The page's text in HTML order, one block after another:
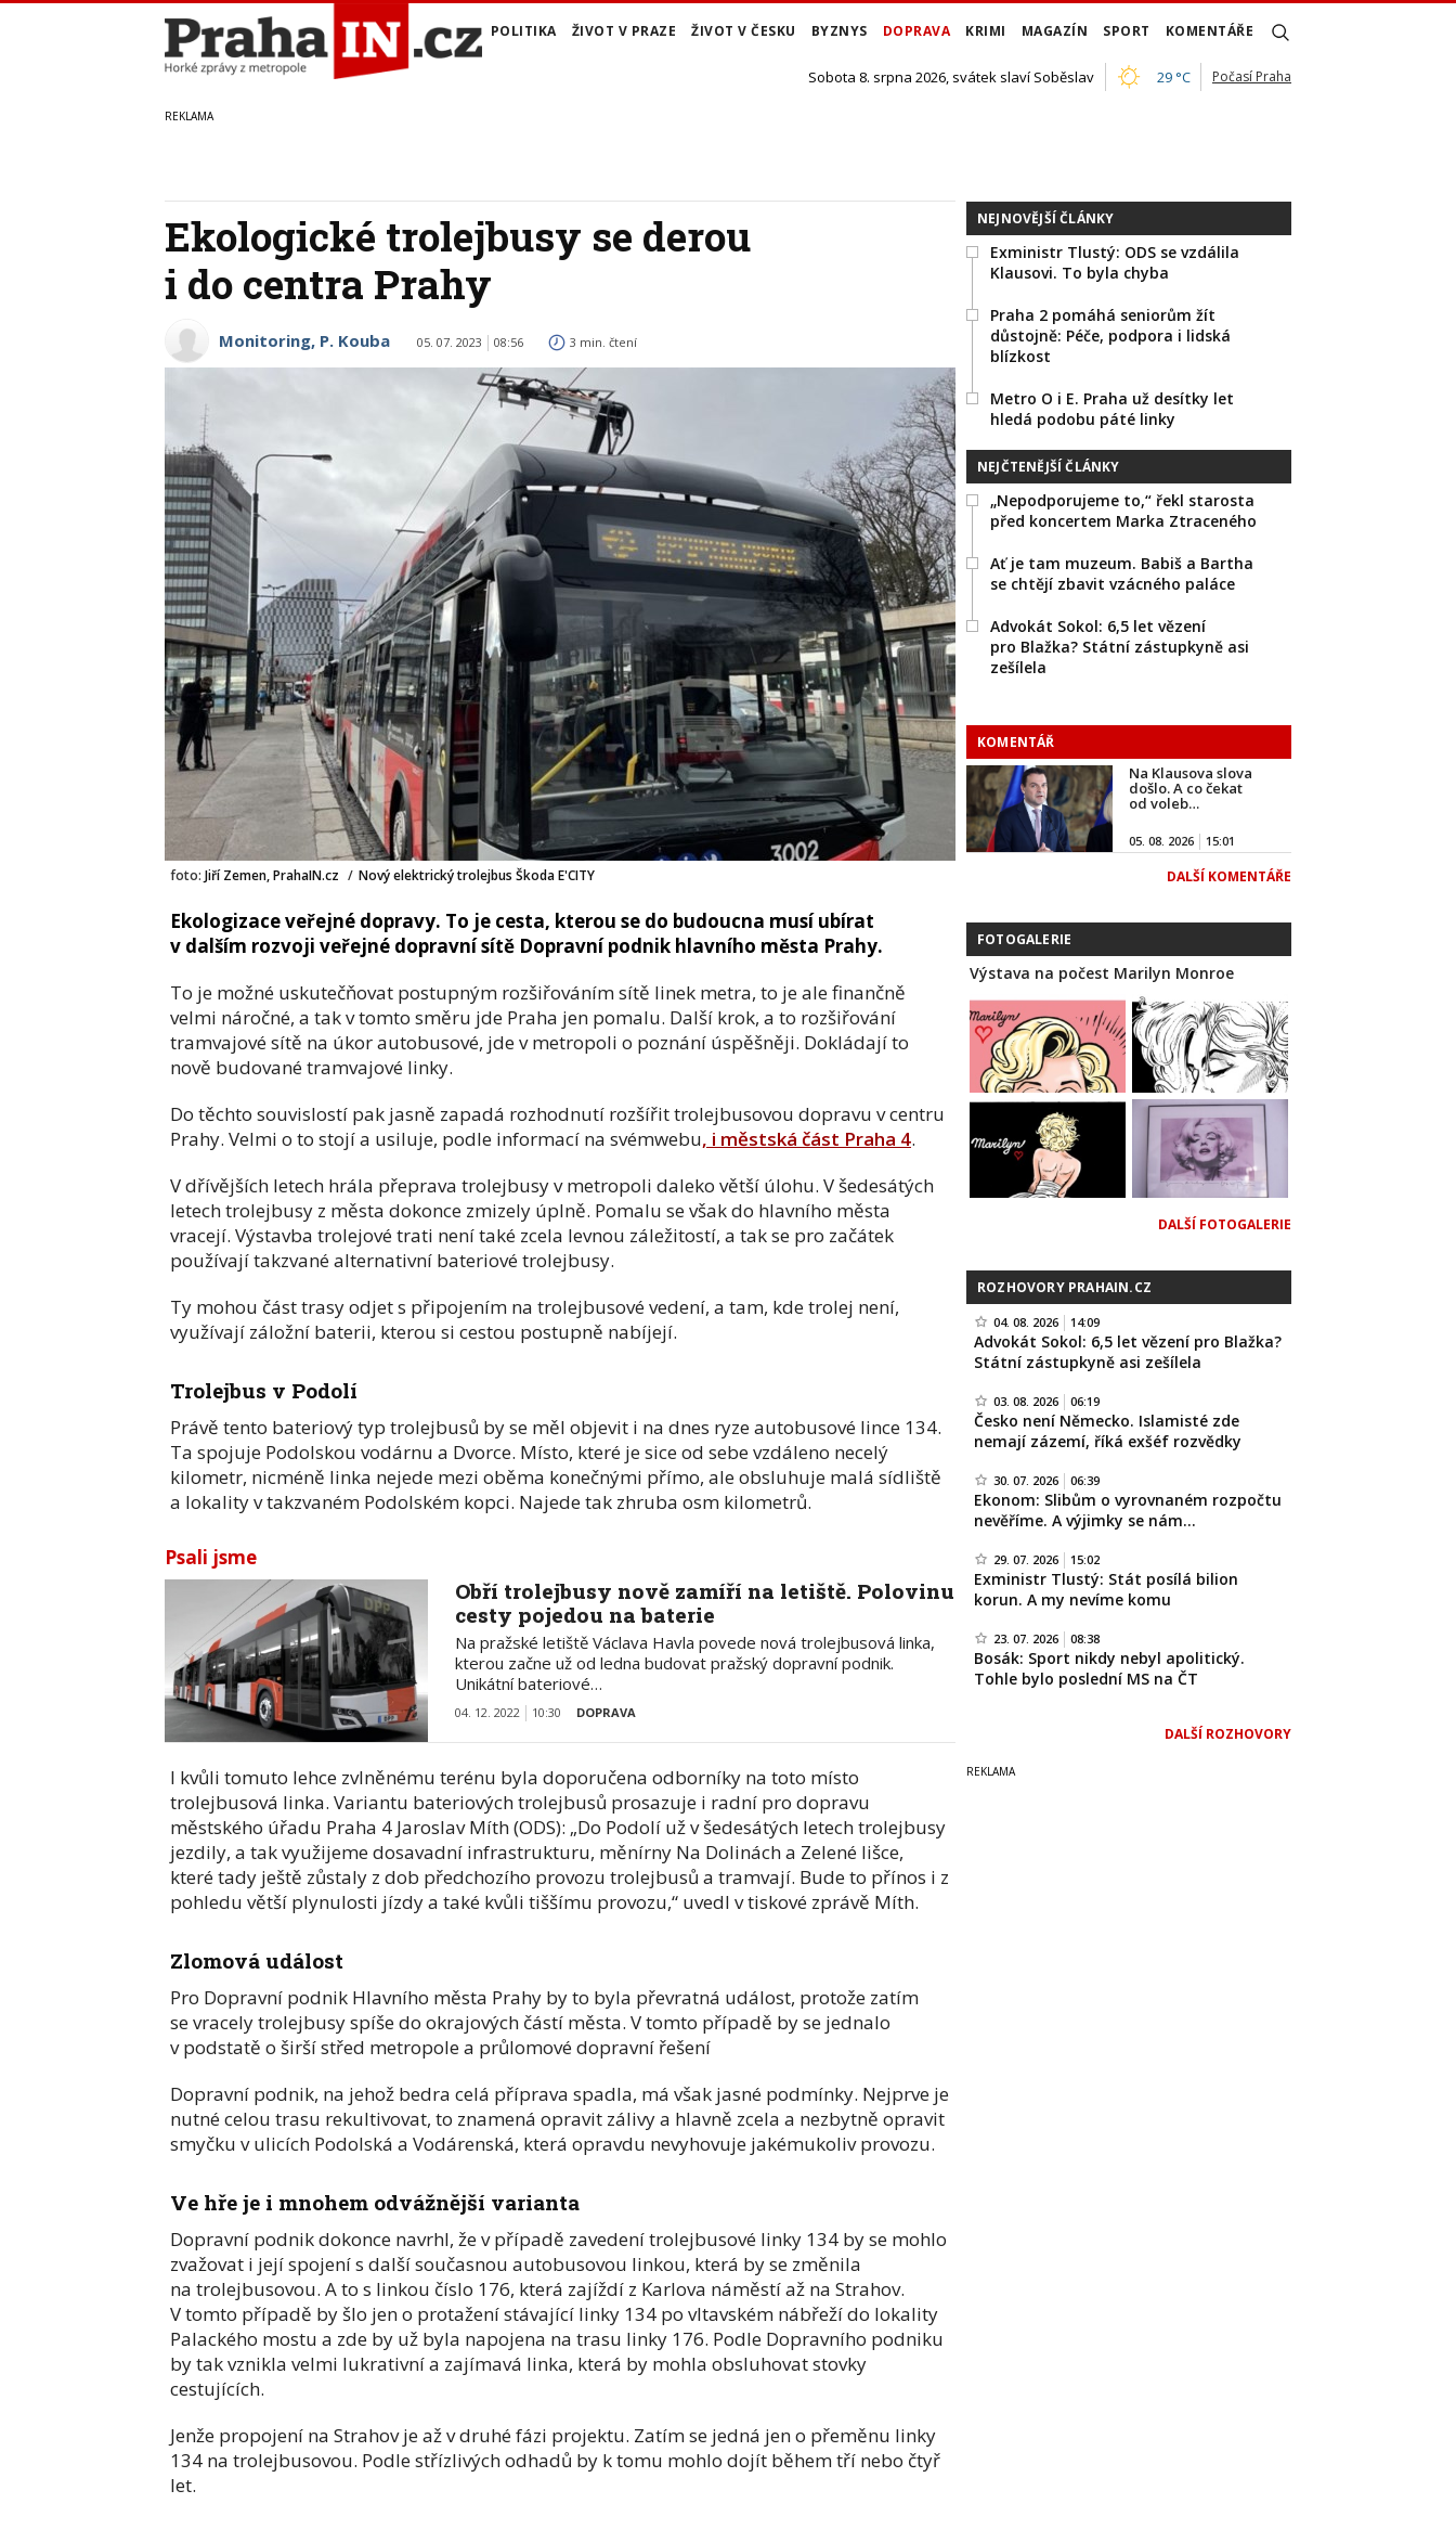
POLITIKA ŽIVOT V PRAZE ŽIVOT V ČESKU BYZNYS DOPRAVA KRIMI MAGAZÍN SPORT KOMENTÁŘE
Sobota 8. srpna 2026, svátek slaví Soběslav 29 °C Počasí Praha
Ekologické trolejbusy se derou
i do centra Prahy
Monitoring, P. Kouba 05. 07. 2023 08:56 3 min. čtení
foto: Jiří Zemen, PrahaIN.cz / Nový elektrický trolejbus Škoda E'CITY
Ekologizace veřejné dopravy. To je cesta, kterou se do budoucna musí ubírat
v dalším rozvoji veřejné dopravní sítě Dopravní podnik hlavního města Prahy.
To je možné uskutečňovat postupným rozšiřováním sítě linek metra, to je ale finančně
velmi náročné, a tak v tomto směru jde Praha jen pomalu. Další krok, a to rozšiřování
tramvajové sítě na úkor autobusové, jde v metropoli o poznání úspěšněji. Dokládají to
nově budované tramvajové linky.
Do těchto souvislostí pak jasně zapadá rozhodnutí rozšířit trolejbusovou dopravu v centru
Prahy. Velmi o to stojí a usiluje, podle informací na svémwebu, i městská část Praha 4.
V dřívějších letech hrála přeprava trolejbusy v metropoli daleko větší úlohu. V šedesátých
letech trolejbusy z města dokonce zmizely úplně. Pomalu se však do hlavního města
vracejí. Výstavba trolejové trati není také zcela levnou záležitostí, a tak se pro začátek
používají takzvané alternativní bateriové trolejbusy.
Ty mohou část trasy odjet s připojením na trolejbusové vedení, a tam, kde trolej není,
využívají záložní baterii, kterou si cestou postupně nabíjejí.
Trolejbus v Podolí
Právě tento bateriový typ trolejbusů by se měl objevit i na dnes ryze autobusové lince 134.
Ta spojuje Podolskou vodárnu a Dvorce. Místo, které je sice od sebe vzdáleno necelý
kilometr, nicméně linka nejede mezi oběma konečnými přímo, ale obsluhuje malá sídliště
a lokality v takzvaném Podolském kopci. Najede tak zhruba osm kilometrů.
Psali jsme
Obří trolejbusy nově zamíří na letiště. Polovinu
cesty pojedou na baterie
Na pražské letiště Václava Havla povede nová trolejbusová linka,
kterou začne už od ledna budovat pražský dopravní podnik.
Unikátní bateriové…
04. 12. 2022 10:30 DOPRAVA
I kvůli tomuto lehce zvlněnému terénu byla doporučena odborníky na toto místo
trolejbusová linka. Variantu bateriových trolejbusů prosazuje i radní pro dopravu
městského úřadu Praha 4 Jaroslav Míth (ODS): „Do Podolí už v šedesátých letech trolejbusy
jezdily, a tak využijeme dosavadní infrastrukturu, měnírny Na Dolinách a Zelené lišce,
které tady ještě zůstaly z dob předchozího provozu trolejbusů a tramvají. Bude to přínos i z
pohledu větší plynulosti jízdy a také kvůli tiššímu provozu,“ uvedl v tiskové zprávě Míth.
Zlomová událost
Pro Dopravní podnik Hlavního města Prahy by to byla převratná událost, protože zatím
se vracely trolejbusy spíše do okrajových částí města. V tomto případě by se jednalo
v podstatě o širší střed metropole a průlomové dopravní řešení
Dopravní podnik, na jehož bedra celá příprava spadla, má však jasné podmínky. Nejprve je
nutné celou trasu rekultivovat, to znamená opravit zálivy a hlavně zcela a nezbytně opravit
smyčku v ulicích Podolská a Vodárenská, která opravdu nevyhovuje jakémukoliv provozu.
Ve hře je i mnohem odvážnější varianta
Dopravní podnik dokonce navrhl, že v případě zavedení trolejbusové linky 134 by se mohlo
zvažovat i její spojení s další současnou autobusovou linkou, která by se změnila
na trolejbusovou. A to s linkou číslo 176, která zajíždí z Karlova náměstí až na Strahov.
V tomto případě by šlo jen o protažení stávající linky 134 po vltavském nábřeží do lokality
Palackého mostu a zde by už byla napojena na trasu linky 176. Podle Dopravního podniku
by tak vznikla velmi lukrativní a zajímavá linka, která by mohla obsluhovat stovky
cestujících.
Jenže propojení na Strahov je až v druhé fázi projektu. Zatím se jedná jen o přeměnu linky
134 na trolejbusovou. Podle střízlivých odhadů by k tomu mohlo dojít během tří nebo čtyř
let.
NEJNOVĚJŠÍ ČLÁNKY
Exministr Tlustý: ODS se vzdálila
Klausovi. To byla chyba
Praha 2 pomáhá seniorům žít
důstojně: Péče, podpora i lidská
blízkost
Metro O i E. Praha už desítky let
hledá podobu páté linky
NEJČTENĚJŠÍ ČLÁNKY
„Nepodporujeme to,“ řekl starosta
před koncertem Marka Ztraceného
Ať je tam muzeum. Babiš a Bartha
se chtějí zbavit vzácného paláce
Advokát Sokol: 6,5 let vězení
pro Blažka? Státní zástupkyně asi
zešílela
KOMENTÁŘ
Na Klausova slova
došlo. A co čekat
od voleb…
05. 08. 2026 15:01
DALŠÍ KOMENTÁŘE
FOTOGALERIE
Výstava na počest Marilyn Monroe
DALŠÍ FOTOGALERIE
ROZHOVORY PRAHAIN.CZ
04. 08. 2026 14:09
Advokát Sokol: 6,5 let vězení pro Blažka?
Státní zástupkyně asi zešílela
03. 08. 2026 06:19
Česko není Německo. Islamisté zde
nemají zázemí, říká exšéf rozvědky
30. 07. 2026 06:39
Ekonom: Slibům o vyrovnaném rozpočtu
nevěříme. A výjimky se nám…
29. 07. 2026 15:02
Exministr Tlustý: Stát posílá bilion
korun. A my nevíme komu
23. 07. 2026 08:38
Bosák: Sport nikdy nebyl apolitický.
Tohle bylo poslední MS na ČT
DALŠÍ ROZHOVORY